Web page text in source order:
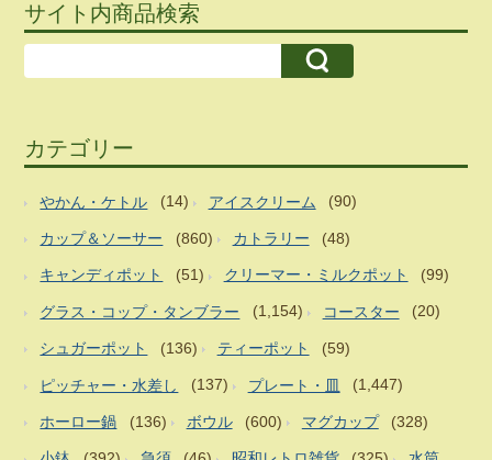
サイト内商品検索
カテゴリー
やかん・ケトル (14) アイスクリーム (90)
カップ＆ソーサー (860) カトラリー (48)
キャンディポット (51) クリーマー・ミルクポット (99)
グラス・コップ・タンブラー (1,154) コースター (20)
シュガーポット (136) ティーポット (59)
ピッチャー・水差し (137) プレート・皿 (1,447)
ホーロー鍋 (136) ボウル (600) マグカップ (328)